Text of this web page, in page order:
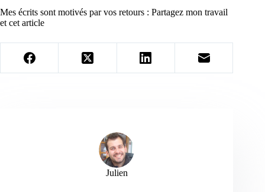
Mes écrits sont motivés par vos retours : Partagez mon travail
et cet article
Julien